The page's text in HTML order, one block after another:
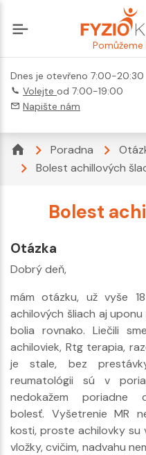
Pomůžeme
Dnes je otevřeno 7:00-20:30
Volejte od 7:00-19:00
Napište nám
Poradna
Bolest achillových
Bolest
Otázka
Dobrý deň,
mám otázku, už vyše
achilových šliach aj
bolia rovnako. Liečili
achiloviek, Rtg terapia,
je stale, bez
reumatológii sú v
nedokažem
bolesť. Vyšetrenie MR
kosti, proste achilovky su
vložky, cvičim, nadvahu